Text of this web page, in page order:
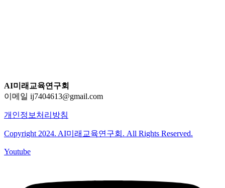
AI미래교육연구회
이메일 ij7404613@gmail.com
개인정보처리방침
Copyright 2024. AI미래교육연구회. All Rights Reserved.
Youtube